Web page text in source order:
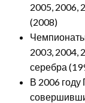
2005, 2006,
(2008)
2003, 2004,
серебра
В 2006